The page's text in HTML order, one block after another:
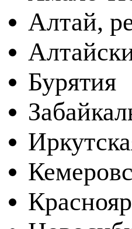
Алтай,
Бурятия